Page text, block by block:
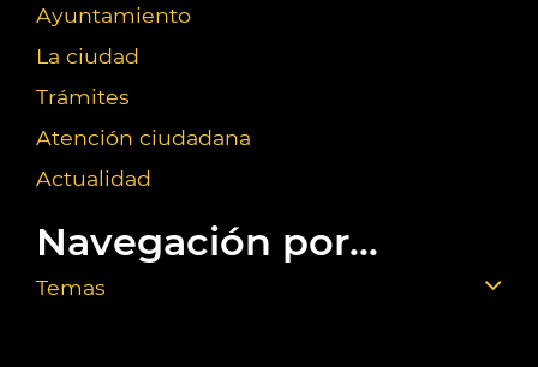
Ayuntamiento
La ciudad
Trámites
Atención ciudadana
Actualidad
Navegación por...
Temas